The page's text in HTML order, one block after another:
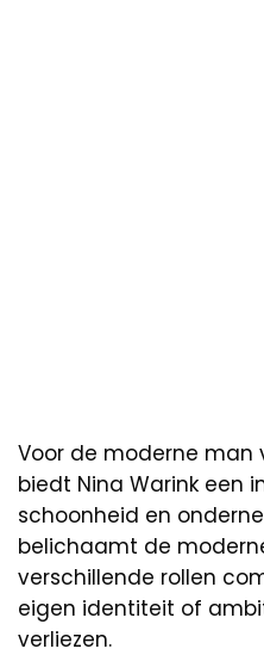
Voor de moderne
biedt Nina Warink een
schoonheid en
belichaamt de
verschillende rollen
eigen identiteit of
verliezen.